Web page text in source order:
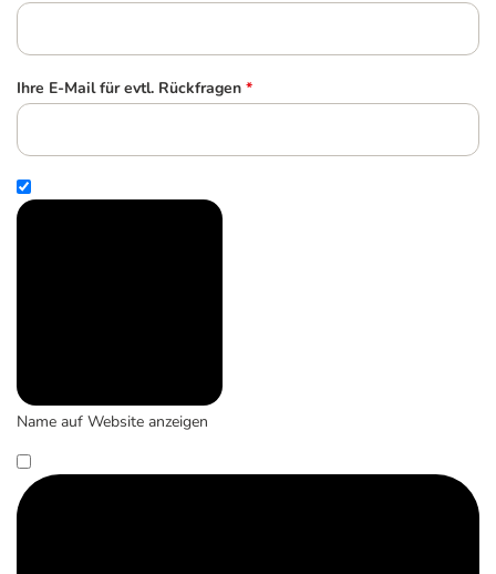
Ihre E-Mail für evtl. Rückfragen *
Name auf Website anzeigen